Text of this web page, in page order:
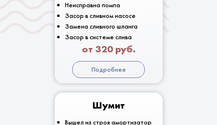
Подробнее
от 320 руб.
Неисправна помпа
Засор в сливном насосе
Замена сливного шланга
Засор в системе слива
Шумит
Вышел из строя амортизатор